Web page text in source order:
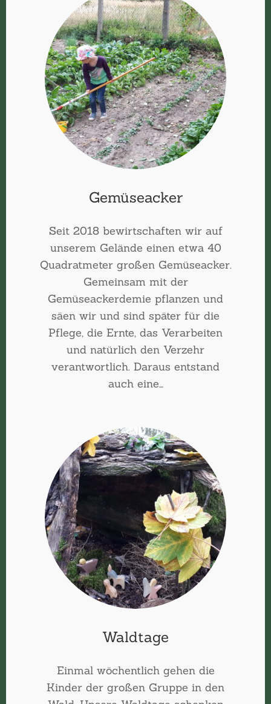
Gemüseacker
Seit 2018 bewirtschaften wir auf
unserem Gelände einen etwa 40
Quadratmeter großen Gemüseacker.
Gemeinsam mit der
Gemüseackerdemie pflanzen und
säen wir und sind später für die
Pflege, die Ernte, das Verarbeiten
und natürlich den Verzehr
verantwortlich. Daraus entstand
auch eine…
Waldtage
Einmal wöchentlich gehen die
Kinder der großen Gruppe in den